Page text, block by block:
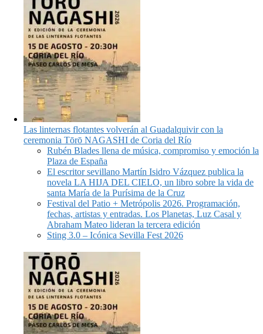
Las linternas flotantes volverán al Guadalquivir con la
ceremonia Tōrō NAGASHI de Coria del Río
Rubén Blades llena de música, compromiso y emoción la
Plaza de España
El escritor sevillano Martín Isidro Vázquez publica la
novela LA HIJA DEL CIELO, un libro sobre la vida de
santa María de la Purísima de la Cruz
Festival del Patio + Metrópolis 2026. Programación,
fechas, artistas y entradas. Los Planetas, Luz Casal y
Abraham Mateo lideran la tercera edición
Sting 3.0 – Icónica Sevilla Fest 2026